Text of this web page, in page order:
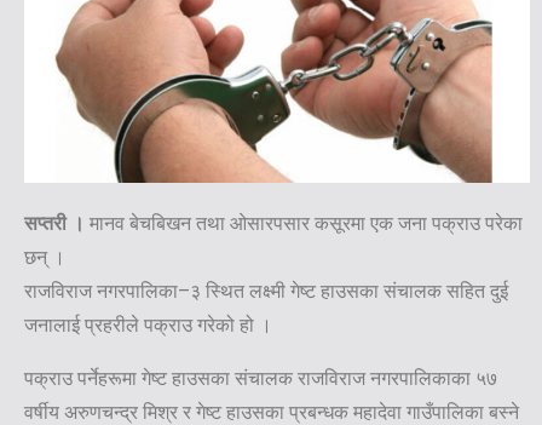
सप्तरी । मानव बेचबिखन तथा ओसारपसार कसूरमा एक जना पक्राउ परेका
छन् ।
राजविराज नगरपालिका–३ स्थित लक्ष्मी गेष्ट हाउसका संचालक सहित दुई
जनालाई प्रहरीले पक्राउ गरेको हो ।
पक्राउ पर्नेहरूमा गेष्ट हाउसका संचालक राजविराज नगरपालिकाका ५७
वर्षीय अरुणचन्द्र मिश्र र गेष्ट हाउसका प्रबन्धक महादेवा गाउँपालिका बस्ने